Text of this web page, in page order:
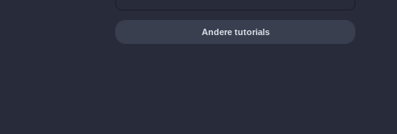
Andere tutorials